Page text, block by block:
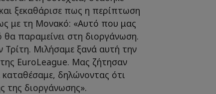
ξεκαθάρισε πως η περίπτωση
με τη Μονακό: «Αυτό που μας
θα παραμείνει στη διοργάνωση.
Τρίτη. Μιλήσαμε ξανά αυτή την
EuroLeague. Μας ζήτησαν
δηλώνοντας ότι
της διοργάνωσης».